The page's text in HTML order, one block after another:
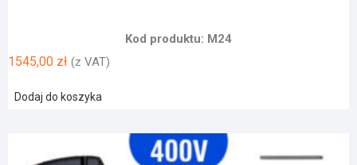
Kod produktu: M24
1545,00 zł (z VAT)
Dodaj do koszyka